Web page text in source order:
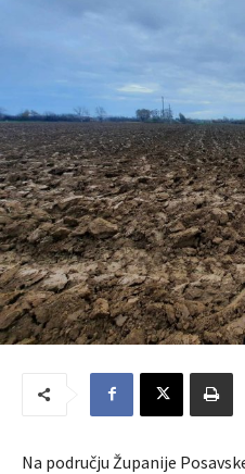
Na području Županije